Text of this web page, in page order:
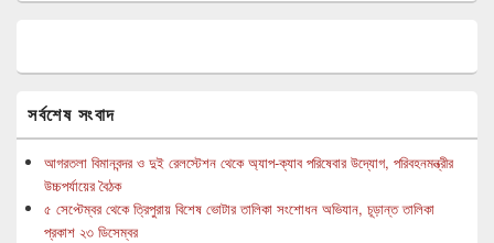
সর্বশেষ সংবাদ
আগরতলা বিমানবন্দর ও দুই রেলস্টেশন থেকে অ্যাপ-ক্যাব পরিষেবার উদ্যোগ, পরিবহনমন্ত্রীর
উচ্চপর্যায়ের বৈঠক
৫ সেপ্টেম্বর থেকে ত্রিপুরায় বিশেষ ভোটার তালিকা সংশোধন অভিযান, চূড়ান্ত তালিকা
প্রকাশ ২৩ ডিসেম্বর